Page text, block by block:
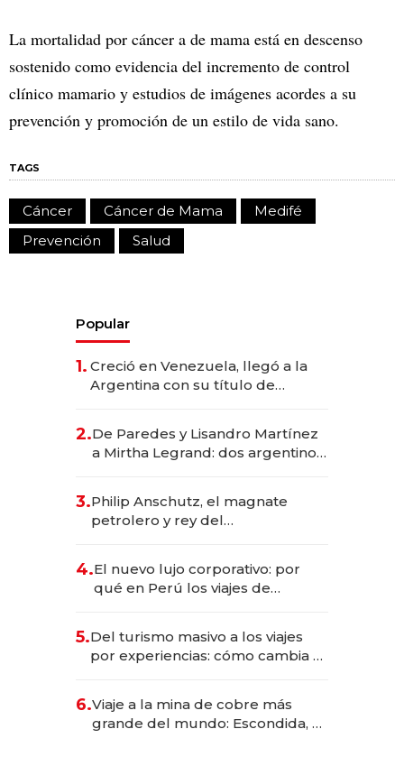
La mortalidad por cáncer a de mama está en descenso
sostenido como evidencia del incremento de control
clínico mamario y estudios de imágenes acordes a su
prevención y promoción de un estilo de vida sano.
TAGS
Cáncer Cáncer de Mama
Medifé
Prevención
Salud
Popular
1. Creció en Venezuela, llegó a la
Argentina con su título de
las marcas "fast premium"
2.De Paredes y Lisandro Martínez
a Mirtha Legrand: dos argentinos
3.Philip Anschutz, el magnate
petrolero y rey del
Fénix
4.El nuevo lujo corporativo: por
qué en Perú los viajes de
transformadoras
5.Del turismo masivo a los viajes
por experiencias: cómo cambia el
6.Viaje a la mina de cobre más
grande del mundo: Escondida, el